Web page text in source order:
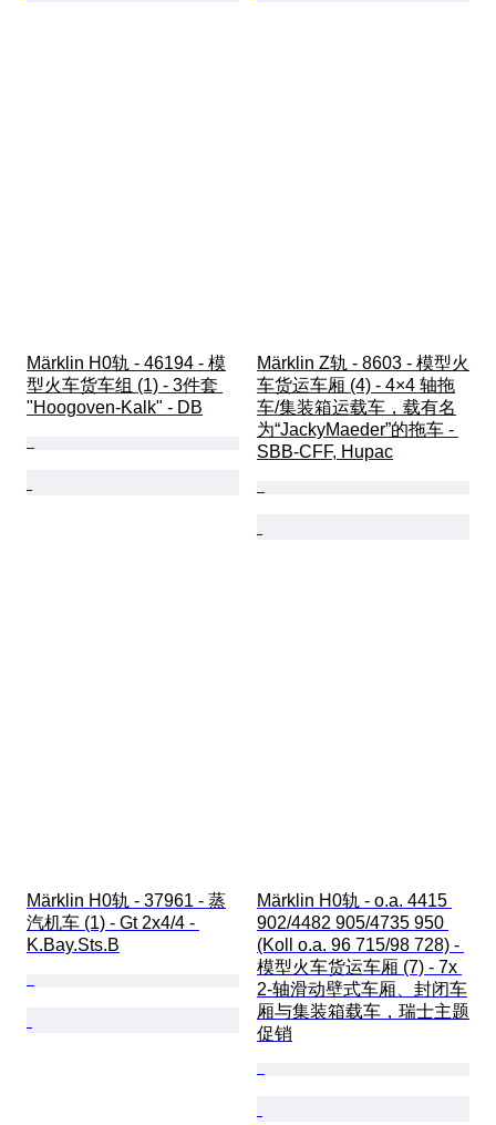
Märklin H0轨 - 46194 - 模
型火车货车组 (1) - 3件套
"Hoogoven-Kalk" - DB
Märklin Z轨 - 8603 - 模型火
车货运车厢 (4) - 4×4 轴拖
车/集装箱运载车，载有名
为“JackyMaeder”的拖车 -
SBB-CFF, Hupac
Märklin H0轨 - 37961 - 蒸
汽机车 (1) - Gt 2x4/4 -
K.Bay.Sts.B
Märklin H0轨 - o.a. 4415
902/4482 905/4735 950
(Koll o.a. 96 715/98 728) -
模型火车货运车厢 (7) - 7x
2-轴滑动壁式车厢、封闭车
厢与集装箱载车，瑞士主题
促销